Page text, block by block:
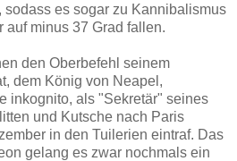
es sogar zu Kannibalismus
auf minus 37 Grad fallen.
den Oberbefehl seinem
dem König von Neapel,
inkognito, als "Sekretär" seines
und Kutsche nach Paris
in den Tuilerien eintraf. Das
gelang es zwar nochmals ein